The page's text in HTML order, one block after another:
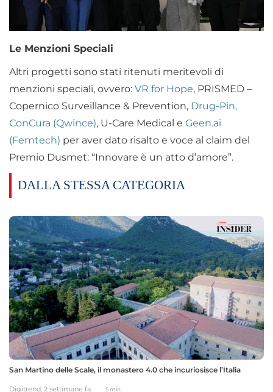
Le Menzioni Speciali
Altri progetti sono stati ritenuti meritevoli di
menzioni speciali, ovvero: VR for Hope, PRISMED –
Copernico Surveillance & Prevention, Drug-Pin,
ConCura (Qwince), U-Care Medical e Geen.ai
(Femtech) per aver dato risalto e voce al claim del
Premio Dusmet: “Innovare è un atto d’amore”.
DALLA STESSA CATEGORIA
San Martino delle Scale, il monastero 4.0 che incuriosisce l’Italia
Digitrend, 2 settimane fa 5 min